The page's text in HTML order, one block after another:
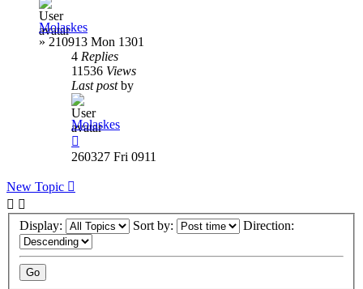
Molaskes
» 210913 Mon 1301
4 Replies
11536 Views
Last postby
Molaskes
260327 Fri 0911
New Topic
Display: Sort by: Direction: